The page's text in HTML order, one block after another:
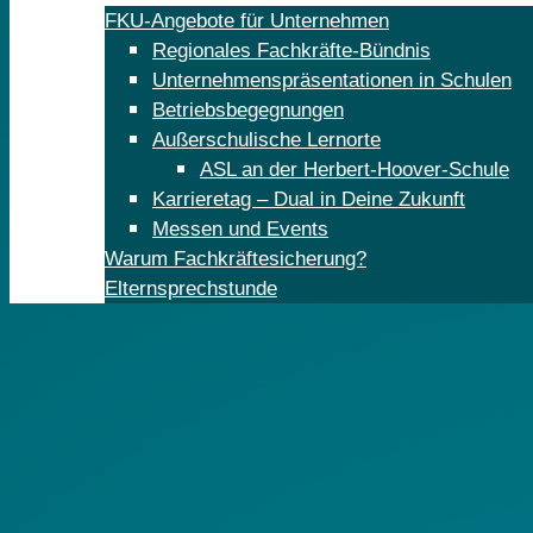
FKU-Angebote für Unternehmen
Regionales Fachkräfte-Bündnis
Unternehmenspräsentationen in Schulen
Betriebsbegegnungen
Außerschulische Lernorte
ASL an der Herbert-Hoover-Schule
Karrieretag – Dual in Deine Zukunft
Messen und Events
Warum Fachkräftesicherung?
Elternsprechstunde